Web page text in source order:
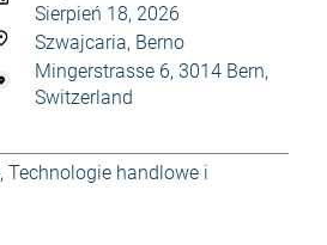
Sierpień 18, 2026
Szwajcaria, Berno
Mingerstrasse 6, 3014 Bern,
Switzerland
, Technologie handlowe i